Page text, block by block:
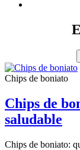
Chips de boniato
Chips de
saludable
Chips de boniato: